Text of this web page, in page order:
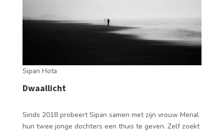
Sipan Hota
Dwaallicht
Sinds 2018 probeert Sipan samen met zijn vrouw Menal
hun twee jonge dochters een thuis te geven. Zelf zoekt